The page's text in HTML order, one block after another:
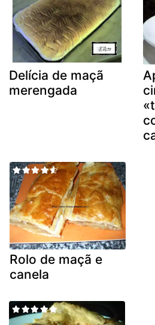
Delícia de maçã
merengada
Rolo de maçã e
canela